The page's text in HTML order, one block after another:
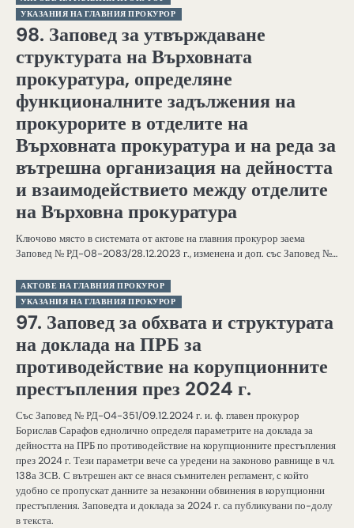
УКАЗАНИЯ НА ГЛАВНИЯ ПРОКУРОР
98. Заповед за утвърждаване
структурата на Върховната
прокуратура, определяне
функционалните задължения на
прокурорите в отделите на
Върховната прокуратура и на реда за
вътрешна организация на дейността
и взаимодействието между отделите
на Върховна прокуратура
Ключово място в системата от актове на главния прокурор заема
Заповед № РД-08-2083/28.12.2023 г., изменена и доп. със Заповед №…
АКТОВЕ НА ГЛАВНИЯ ПРОКУРОР
УКАЗАНИЯ НА ГЛАВНИЯ ПРОКУРОР
97. Заповед за обхвата и структурата
на доклада на ПРБ за
противодействие на корупционните
престъпления през 2024 г.
Със Заповед № РД-04-351/09.12.2024 г. и. ф. главен прокурор
Борислав Сарафов еднолично определя параметрите на доклада за
дейността на ПРБ по противодействие на корупционните престъпления
през 2024 г. Тези параметри вече са уредени на законово равнище в чл.
138а ЗСВ. С вътрешен акт се внася съмнителен регламент, с който
удобно се пропускат данните за незаконни обвинения в корупционни
престъпления. Заповедта и доклада за 2024 г. са публикувани по-долу
в текста.